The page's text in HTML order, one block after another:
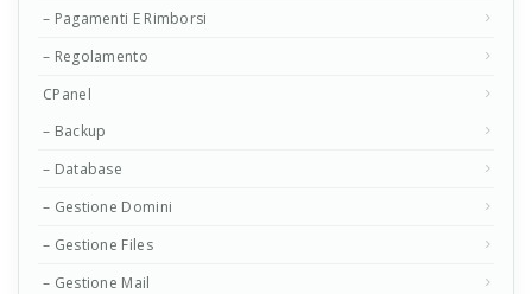
– Pagamenti E Rimborsi
– Regolamento
CPanel
– Backup
– Database
– Gestione Domini
– Gestione Files
– Gestione Mail